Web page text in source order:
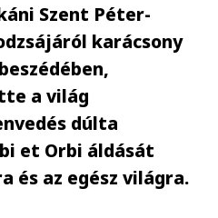
Szent Péter-
karácsony
a világ
dúlta
et Orbi áldását
és az egész világra.